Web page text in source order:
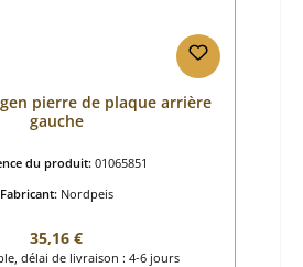
pierre de plaque arrière
gauche
du produit: 01065851
Fabricant: Nordpeis
Prix régulier :
35,16 €
délai de livraison : 4-6 jours